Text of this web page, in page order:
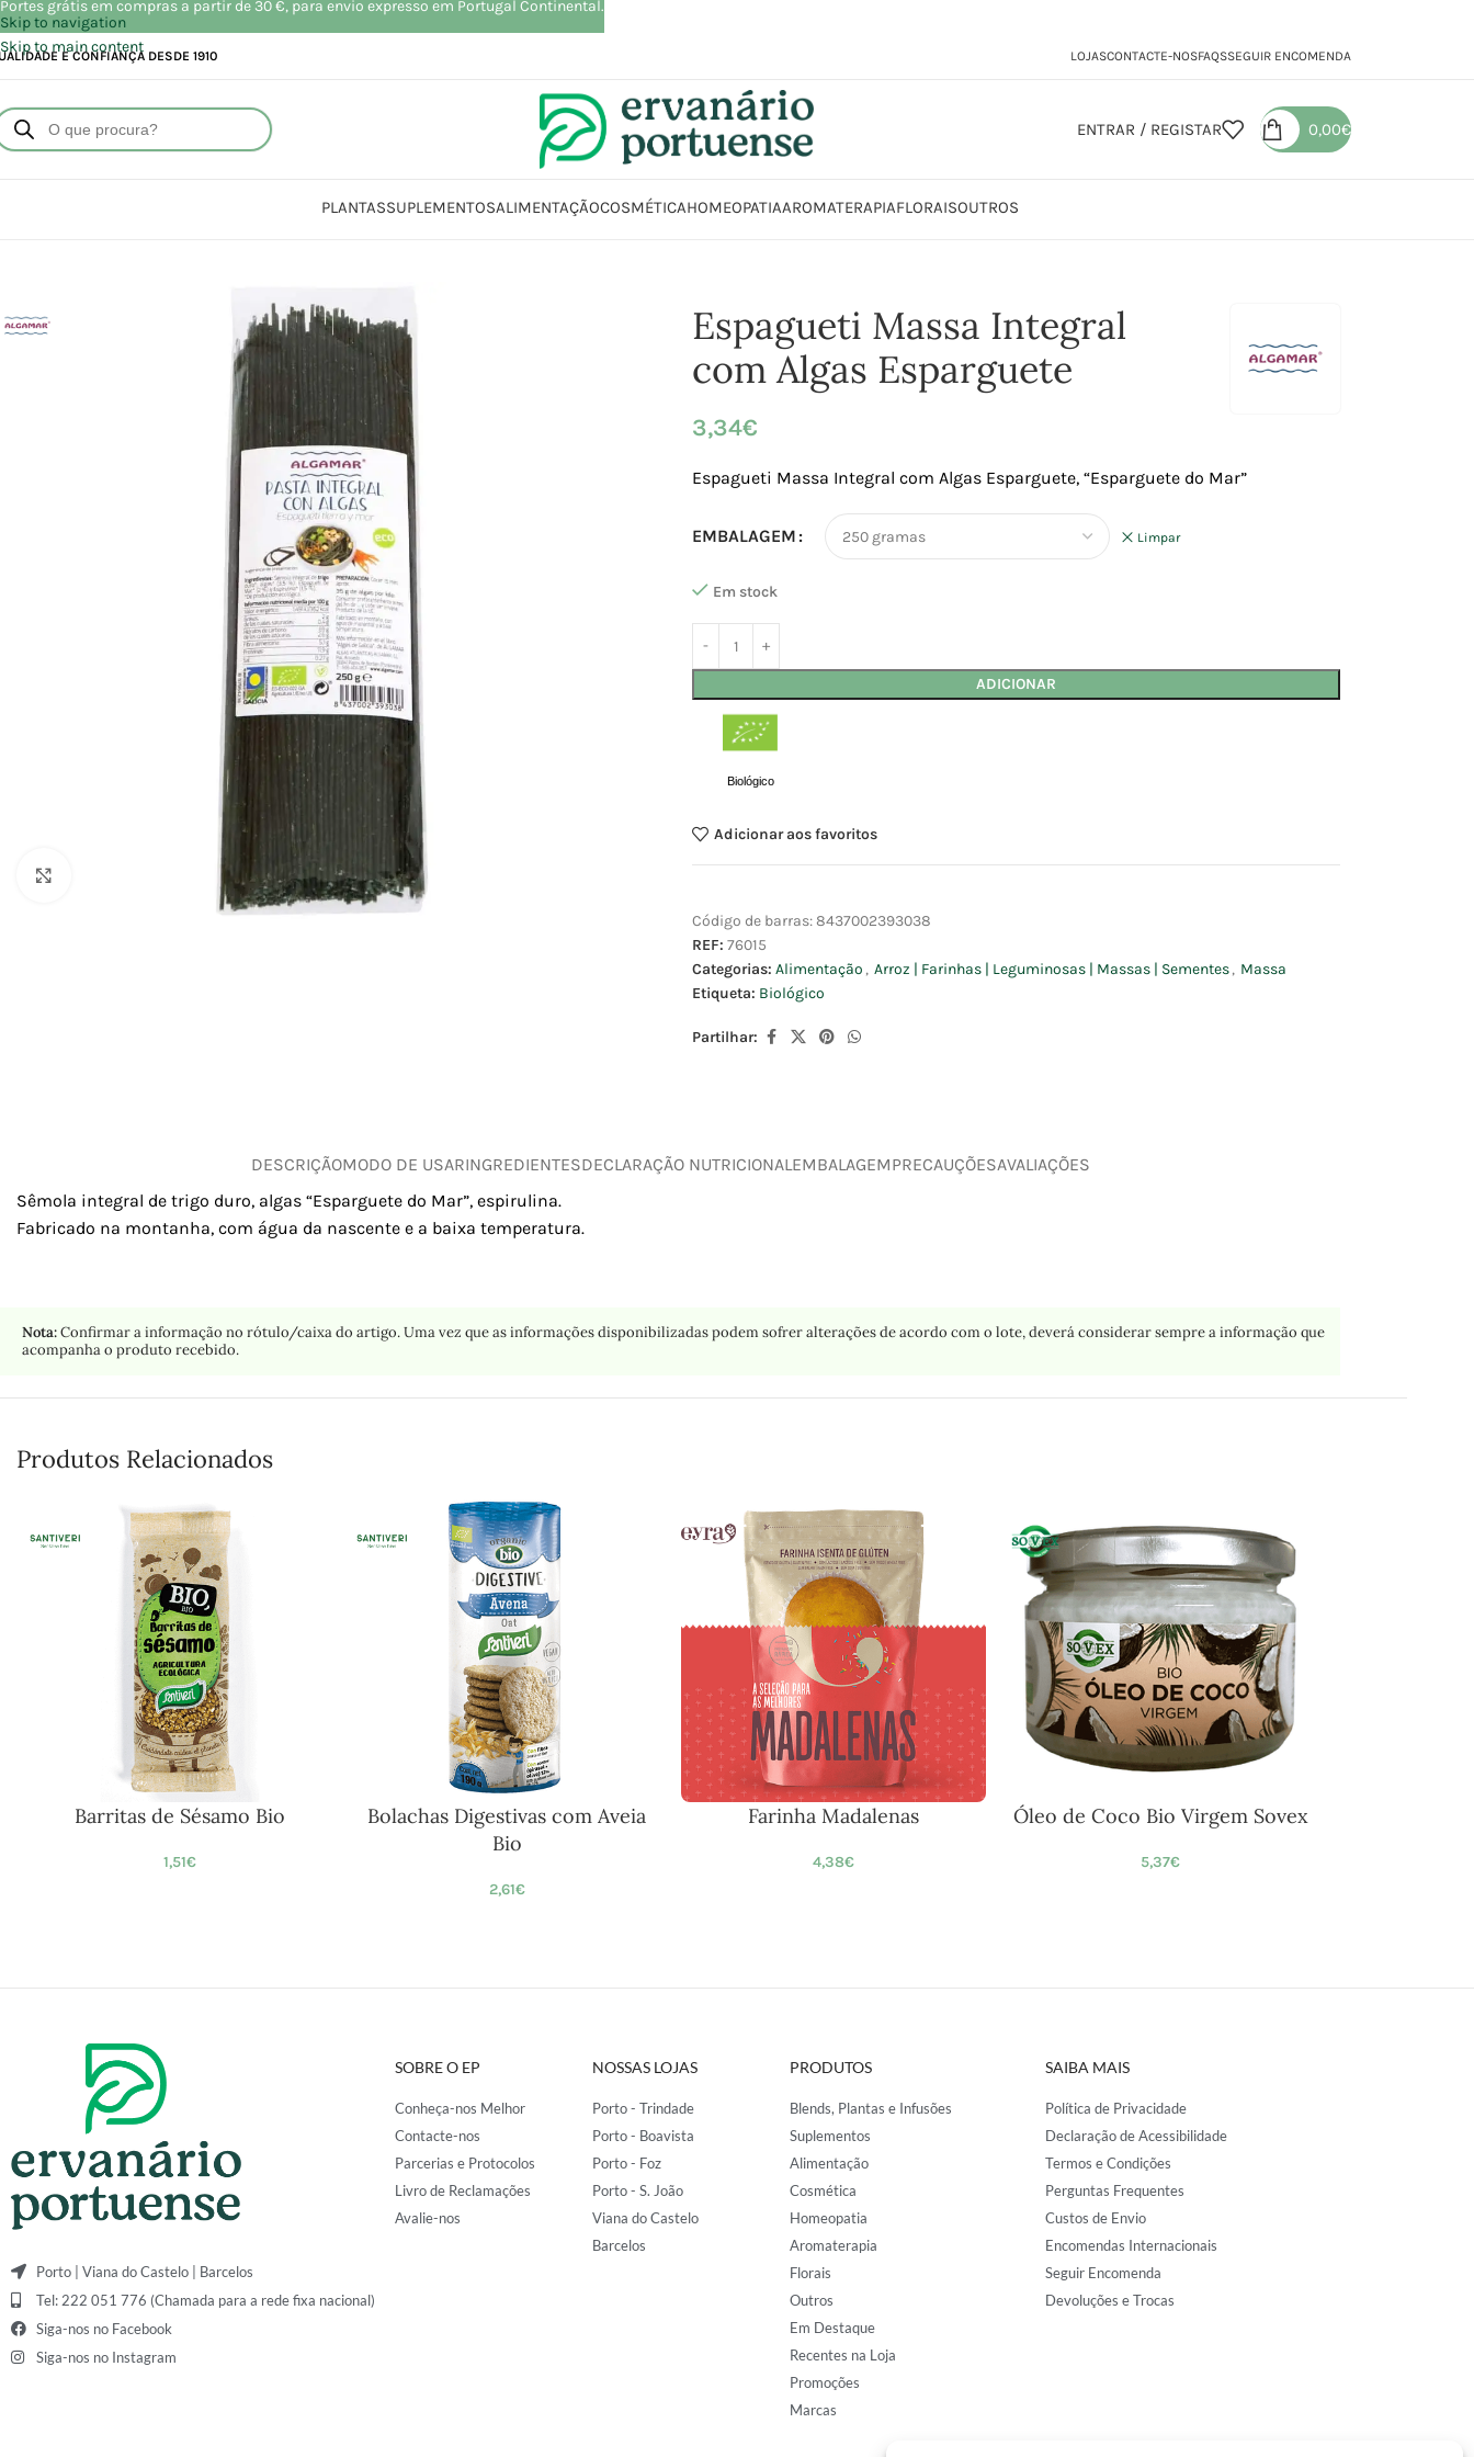
Skip to navigation
Skip to main content
E CONFIANÇA DESDE 1910 LOJASCONTACTE-NOSFAQSSEGUIR ENCOMENDA
ENTRAR / REGISTAR 0,00€
PLANTASSUPLEMENTOSALIMENTAÇÃOCOSMÉTICAHOMEOPATIAAROMATERAPIAFLORAISOUTROS
Espagueti Massa Integral
com Algas Esparguete
3,34€
Espagueti Massa Integral com Algas Esparguete, “Esparguete do Mar”
EMBALAGEM Limpar
Em stock
ADICIONAR
Biológico
Adicionar aos favoritos
Código de barras:8437002393038
REF: 76015
Categorias: Alimentação , Arroz | Farinhas | Leguminosas | Massas | Sementes, Massa
Etiqueta: Biológico
Partilhar:
DESCRIÇÃOMODO DE USARINGREDIENTESDECLARAÇÃO NUTRICIONAL EMBALAGEMPRECAUÇÕESAVALIAÇÕES
Sêmola integral de trigo duro, algas “Esparguete do Mar”, espirulina.
Fabricado na montanha, com água da nascente e a baixa temperatura.
Nota:Confirmar a informação no rótulo/caixa do artigo. Uma vez que as informações disponibilizadas podem sofrer alterações de acordo com o lote, deverá considerar sempre a informação que
acompanha o produto recebido.
Produtos Relacionados
Barritas de Sésamo Bio
1,51€
Bolachas Digestivas com Aveia
Bio
2,61€
Farinha Madalenas
4,38€
Óleo de Coco Bio Virgem Sovex
5,37€
Porto | Viana do Castelo | Barcelos
Tel: 222 051 776 (Chamada para a rede fixa nacional)
Siga-nos no Facebook
Siga-nos no Instagram
SOBRE O EP
Conheça-nos Melhor
Contacte-nos
Parcerias e Protocolos
Livro de Reclamações
Avalie-nos
NOSSAS LOJAS
Porto - Trindade
Porto - Boavista
Porto - Foz
Porto - S. João
Viana do Castelo
Barcelos
PRODUTOS
Blends, Plantas e Infusões
Suplementos
Alimentação
Cosmética
Homeopatia
Aromaterapia
Florais
Outros
Em Destaque
Recentes na Loja
Promoções
Marcas
SAIBA MAIS
Política de Privacidade
Declaração de Acessibilidade
Termos e Condições
Perguntas Frequentes
Custos de Envio
Encomendas Internacionais
Seguir Encomenda
Devoluções e Trocas
Portes grátis em compras a partir de 30 €, para envio expresso em Portugal Continental.